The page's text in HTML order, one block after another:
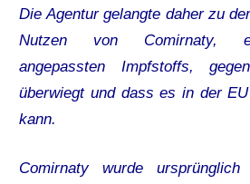
Die Agentur gelangte daher zu
Nutzen von Comirnaty,
angepassten Impfstoffs,
überwiegt und dass es in der
kann.
Comirnaty wurde ursprünglich